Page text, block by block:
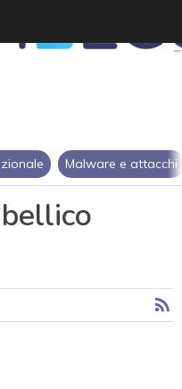
Malware e attacchi